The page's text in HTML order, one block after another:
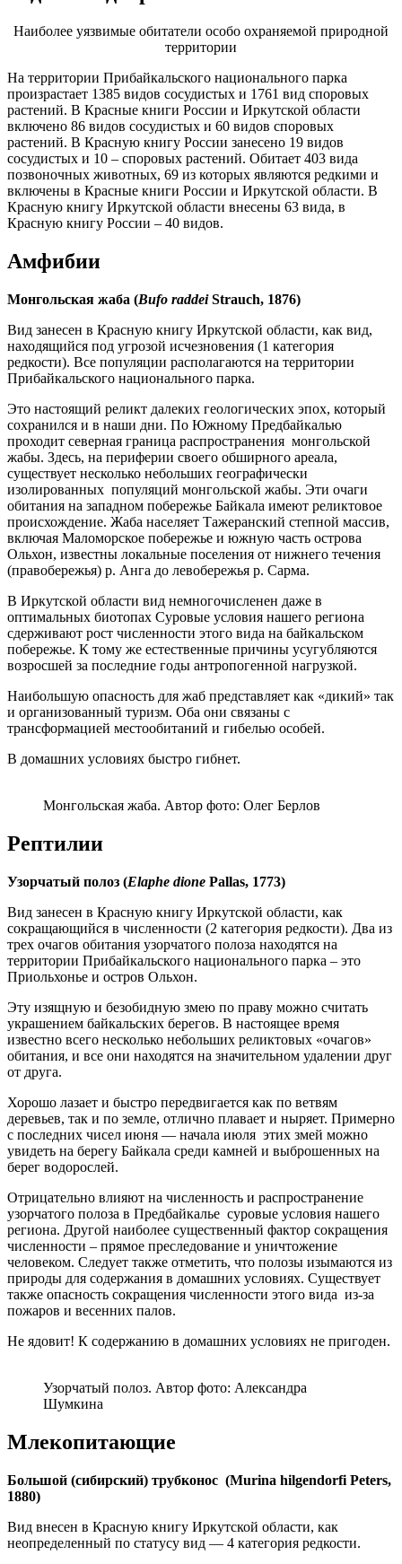
Наиболее уязвимые обитатели особо охраняемой природной
территории
На территории Прибайкальского национального парка
произрастает 1385 видов сосудистых и 1761 вид споровых
растений. В Красные книги России и Иркутской области
включено 86 видов сосудистых и 60 видов споровых
растений. В Красную книгу России занесено 19 видов
сосудистых и 10 – споровых растений. Обитает 403 вида
позвоночных животных, 69 из которых являются редкими и
включены в Красные книги России и Иркутской области. В
Красную книгу Иркутской области внесены 63 вида, в
Красную книгу России – 40 видов.
Амфибии
Монгольская жаба (Bufo raddeiStrauch, 1876)
Вид занесен в Красную книгу Иркутской области, как вид,
находящийся под угрозой исчезновения (1 категория
редкости). Все популяции располагаются на территории
Прибайкальского национального парка.
Это настоящий реликт далеких геологических эпох, который
сохранился и в наши дни. По Южному Предбайкалью
проходит северная граница распространения монгольской
жабы. Здесь, на периферии своего обширного ареала,
существует несколько небольших географически
изолированных популяций монгольской жабы. Эти очаги
обитания на западном побережье Байкала имеют реликтовое
происхождение. Жаба населяет Тажеранский степной массив,
включая Маломорское побережье и южную часть острова
Ольхон, известны локальные поселения от нижнего течения
(правобережья) р. Анга до левобережья р. Сарма.
В Иркутской области вид немногочисленен даже в
оптимальных биотопах Суровые условия нашего региона
сдерживают рост численности этого вида на байкальском
побережье. К тому же естественные причины усугубляются
возросшей за последние годы антропогенной нагрузкой.
Наибольшую опасность для жаб представляет как «дикий» так
и организованный туризм. Оба они связаны с
трансформацией местообитаний и гибелью особей.
В домашних условиях быстро гибнет.
Монгольская жаба. Автор фото: Олег Берлов
Рептилии
Узорчатый полоз (Elaphe dione Pallas, 1773)
Вид занесен в Красную книгу Иркутской области, как
сокращающийся в численности (2 категория редкости). Два из
трех очагов обитания узорчатого полоза находятся на
территории Прибайкальского национального парка – это
Приольхонье и остров Ольхон.
Эту изящную и безобидную змею по праву можно считать
украшением байкальских берегов. В настоящее время
известно всего несколько небольших реликтовых «очагов»
обитания, и все они находятся на значительном удалении друг
от друга.
Хорошо лазает и быстро передвигается как по ветвям
деревьев, так и по земле, отлично плавает и ныряет. Примерно
с последних чисел июня — начала июля этих змей можно
увидеть на берегу Байкала среди камней и выброшенных на
берег водорослей.
Отрицательно влияют на численность и распространение
узорчатого полоза в Предбайкалье суровые условия нашего
региона. Другой наиболее существенный фактор сокращения
численности – прямое преследование и уничтожение
человеком. Следует также отметить, что полозы изымаются из
природы для содержания в домашних условиях. Существует
также опасность сокращения численности этого вида из-за
пожаров и весенних палов.
Не ядовит! К содержанию в домашних условиях не пригоден.
Узорчатый полоз. Автор фото: Александра
Шумкина
Млекопитающие
Большой (сибирский) трубконос (Murina hilgendorfi Peters,
1880)
Вид внесен в Красную книгу Иркутской области, как
неопределенный по статусу вид — 4 категория редкости.